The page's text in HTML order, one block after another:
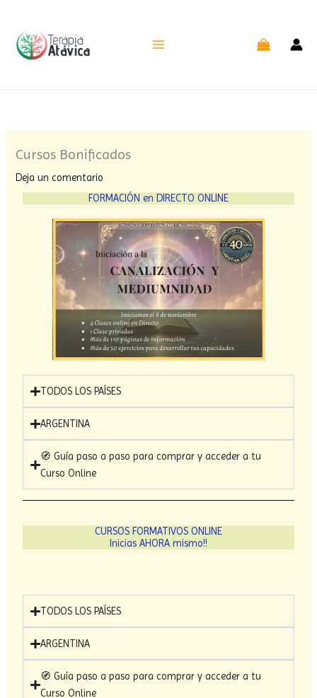
contenido
Cursos Bonificados
Deja un comentario
FORMACIÓN en DIRECTO ONLINE
TODOS LOS PAÍSES
ARGENTINA
🧭 Guía paso a paso para comprar y acceder a tu
Curso Online
CURSOS FORMATIVOS ONLINE
Inicias AHORA mismo!!
TODOS LOS PAÍSES
ARGENTINA
🧭 Guía paso a paso para comprar y acceder a tu
Curso Online